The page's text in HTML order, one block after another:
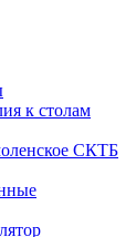
к столам
СКТБ